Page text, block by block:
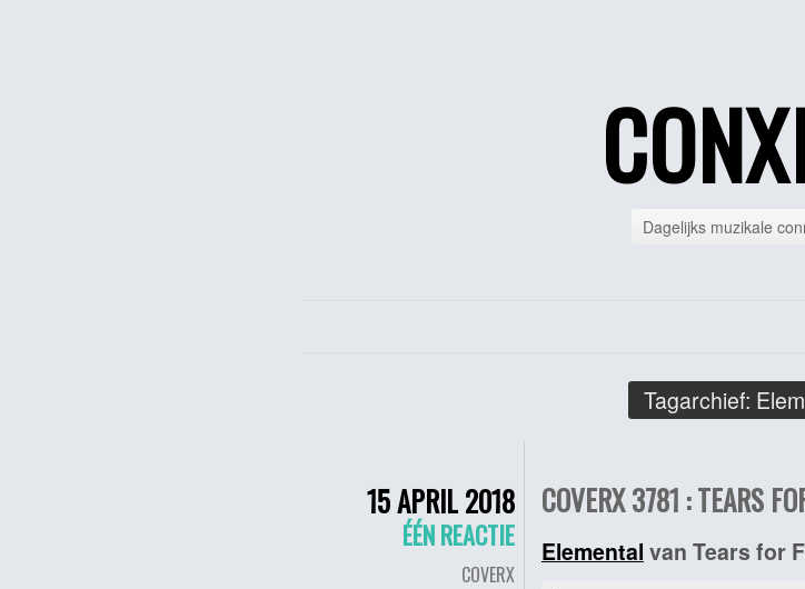
Dagelijks muzikale
Tagarchief:
15 APRIL 2018
ÉÉN REACTIE
COVERX
COVERX 3781 : TEARS
Elemental van Tears for